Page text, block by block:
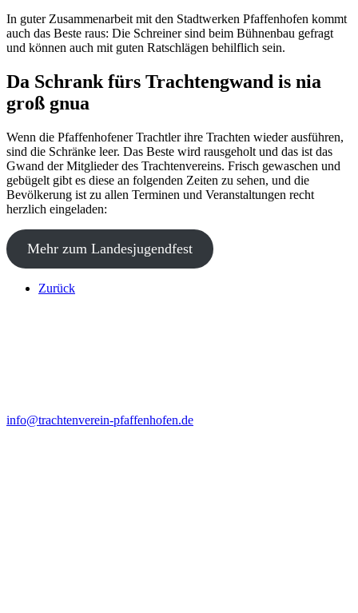
In guter Zusammenarbeit mit den Stadtwerken Pfaffenhofen kommt
auch das Beste raus: Die Schreiner sind beim Bühnenbau gefragt
und können auch mit guten Ratschlägen behilflich sein.
Da Schrank fürs Trachtengwand is nia
groß gnua
Wenn die Pfaffenhofener Trachtler ihre Trachten wieder ausführen,
sind die Schränke leer. Das Beste wird rausgeholt und das ist das
Gwand der Mitglieder des Trachtenvereins. Frisch gewaschen und
gebügelt gibt es diese an folgenden Zeiten zu sehen, und die
Bevölkerung ist zu allen Terminen und Veranstaltungen recht
herzlich eingeladen:
Mehr zum Landesjugendfest
Zurück
info@trachtenverein-pfaffenhofen.de